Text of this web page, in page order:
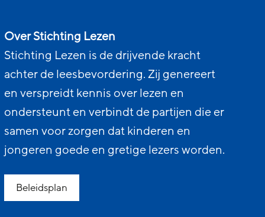
Over Stichting Lezen
Stichting Lezen is de drijvende kracht
achter de leesbevordering. Zij genereert
en verspreidt kennis over lezen en
ondersteunt en verbindt de partijen die er
samen voor zorgen dat kinderen en
jongeren goede en gretige lezers worden.
Beleidsplan